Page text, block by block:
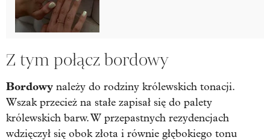
Z tym połącz bordowy
Bordowy należy do rodziny królewskich tonacji.
Wszak przecież na stałe zapisał się do palety
królewskich barw. W przepastnych rezydencjach
wdzięczył się obok złota i równie głębokiego tonu